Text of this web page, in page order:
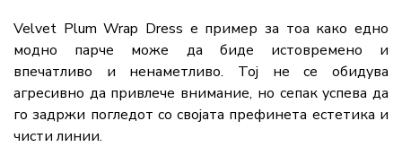
Velvet Plum Wrap Dress е пример за тоа како едно
модно парче може да биде истовремено и
впечатливо и ненаметливо. Тој не се обидува
агресивно да привлече внимание, но сепак успева да
го задржи погледот со својата префинета естетика и
чисти линии.